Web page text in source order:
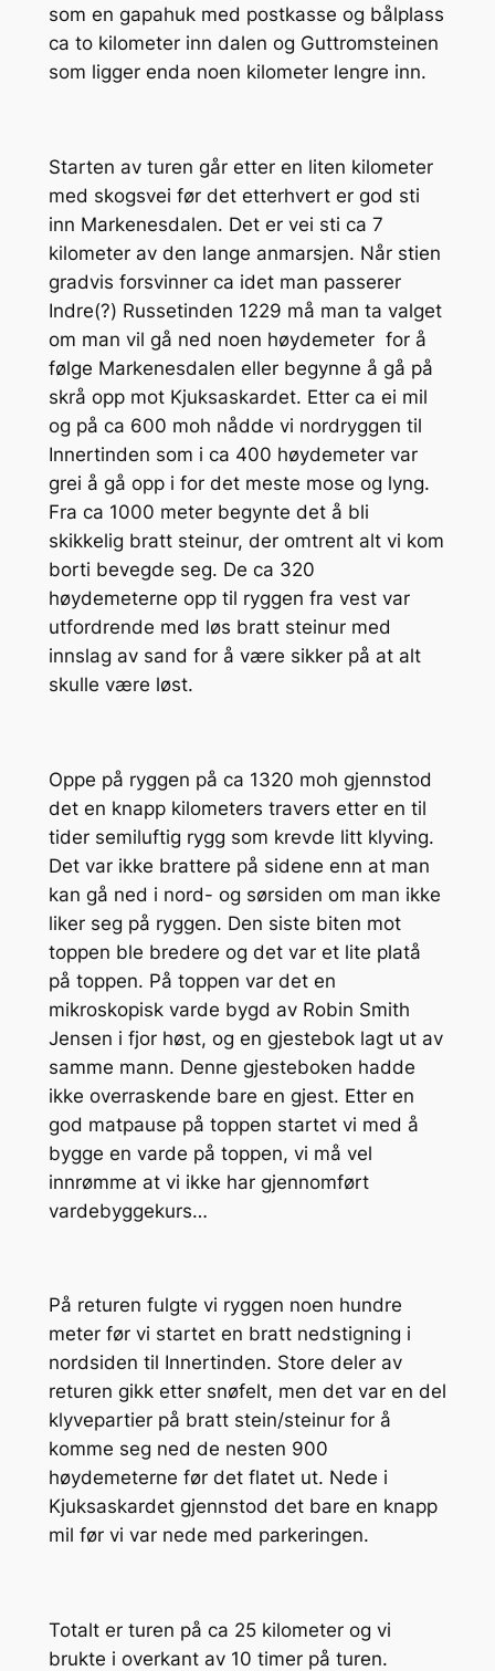
som en gapahuk med postkasse og bålplass
ca to kilometer inn dalen og Guttromsteinen
som ligger enda noen kilometer lengre inn.
Starten av turen går etter en liten kilometer
med skogsvei før det etterhvert er god sti
inn Markenesdalen. Det er vei sti ca 7
kilometer av den lange anmarsjen. Når stien
gradvis forsvinner ca idet man passerer
Indre(?) Russetinden 1229 må man ta valget
om man vil gå ned noen høydemeter for å
følge Markenesdalen eller begynne å gå på
skrå opp mot Kjuksaskardet. Etter ca ei mil
og på ca 600 moh nådde vi nordryggen til
Innertinden som i ca 400 høydemeter var
grei å gå opp i for det meste mose og lyng.
Fra ca 1000 meter begynte det å bli
skikkelig bratt steinur, der omtrent alt vi kom
borti bevegde seg. De ca 320
høydemeterne opp til ryggen fra vest var
utfordrende med løs bratt steinur med
innslag av sand for å være sikker på at alt
skulle være løst.
Oppe på ryggen på ca 1320 moh gjennstod
det en knapp kilometers travers etter en til
tider semiluftig rygg som krevde litt klyving.
Det var ikke brattere på sidene enn at man
kan gå ned i nord- og sørsiden om man ikke
liker seg på ryggen. Den siste biten mot
toppen ble bredere og det var et lite platå
på toppen. På toppen var det en
mikroskopisk varde bygd av Robin Smith
Jensen i fjor høst, og en gjestebok lagt ut av
samme mann. Denne gjesteboken hadde
ikke overraskende bare en gjest. Etter en
god matpause på toppen startet vi med å
bygge en varde på toppen, vi må vel
innrømme at vi ikke har gjennomført
vardebyggekurs…
På returen fulgte vi ryggen noen hundre
meter før vi startet en bratt nedstigning i
nordsiden til Innertinden. Store deler av
returen gikk etter snøfelt, men det var en del
klyvepartier på bratt stein/steinur for å
komme seg ned de nesten 900
høydemeterne før det flatet ut. Nede i
Kjuksaskardet gjennstod det bare en knapp
mil før vi var nede med parkeringen.
Totalt er turen på ca 25 kilometer og vi
brukte i overkant av 10 timer på turen.